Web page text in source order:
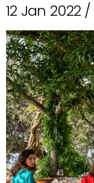
12 Jan 2022 /